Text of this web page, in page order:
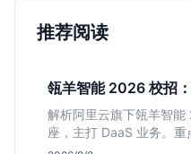
推荐阅读
瓴羊智能 2026 校招
解析阿里云旗下瓴羊智
座，主打 DaaS 业务。重
岗的硬性要求，评估 B 端